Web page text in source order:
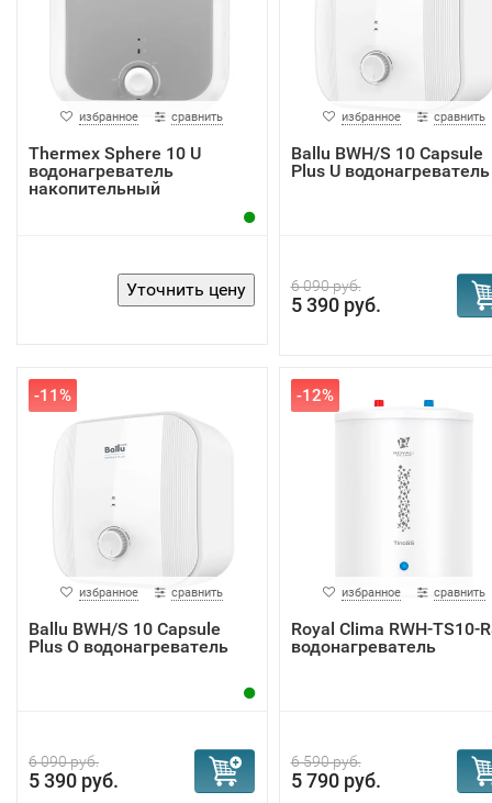
избранное сравнить
Thermex Sphere 10 U
водонагреватель
накопительный
избранное сравнить
Ballu BWH/S 10 Capsule
Plus U водонагреватель
6 090 руб.
5 390 руб.
-11%
избранное сравнить
Ballu BWH/S 10 Capsule
Plus O водонагреватель
6 090 руб.
5 390 руб.
-12%
избранное сравнить
Royal Clima RWH-TS10-
водонагреватель
6 590 руб.
5 790 руб.